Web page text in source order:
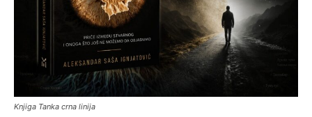
Knjiga Tanka crna linija